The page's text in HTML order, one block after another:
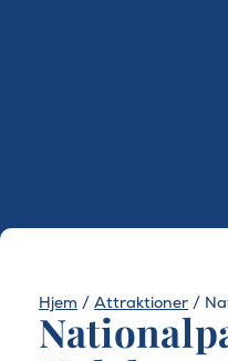
Hjem / Attraktioner /